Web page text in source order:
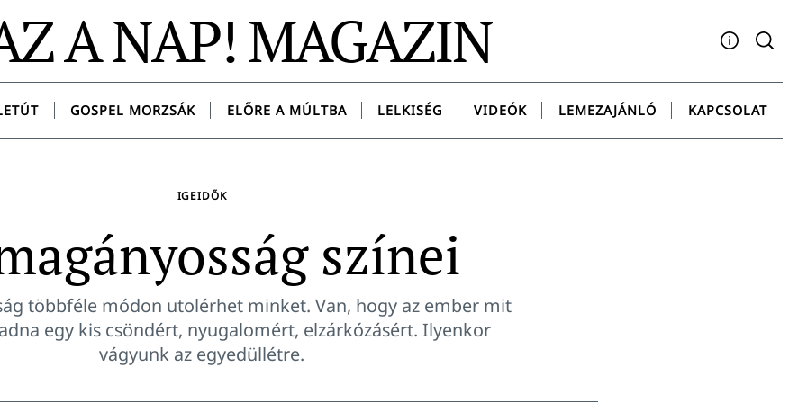
A NAP! MAGAZIN
Facebook
YouTubeInstagram
TwitterSpotify
GOSPEL MORZSÁK ELŐRE A MÚLTBA LELKISÉG VIDEÓK LEMEZAJÁNLÓ KAPCSOLAT
IGEIDŐK
színei
többféle módon utolérhet minket. Van, hogy az ember mit
egy kis csöndért, nyugalomért, elzárkózásért. Ilyenkor
vágyunk az egyedüllétre.